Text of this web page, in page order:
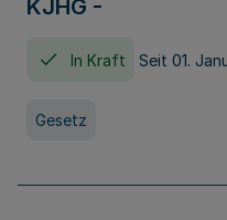
KJHG -
In Kraft Seit 01.
Gesetz